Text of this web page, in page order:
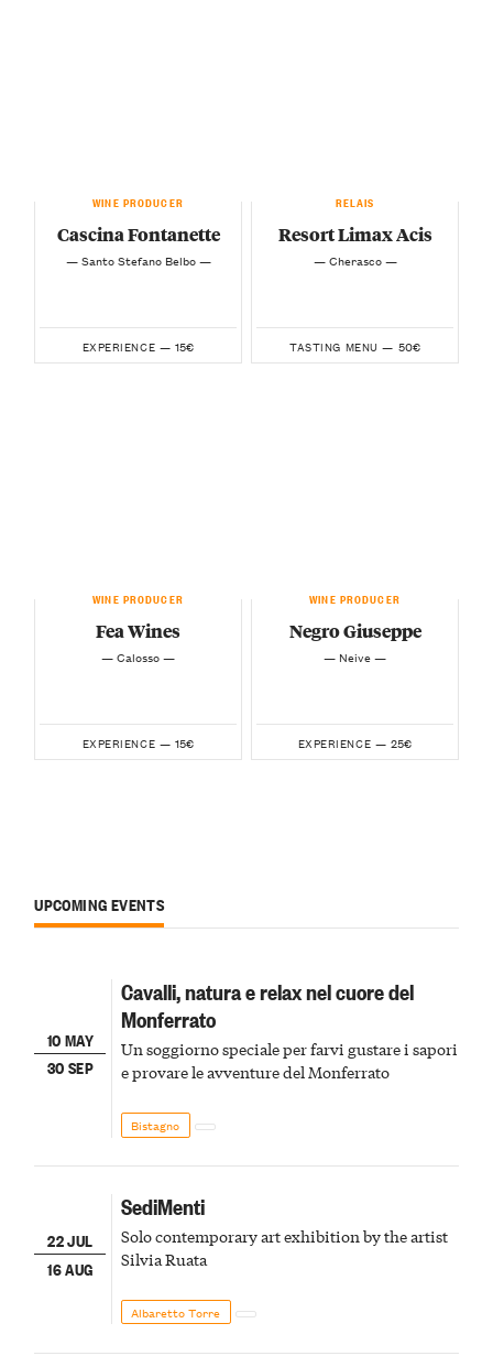
WINE PRODUCER
Cascina Fontanette
— Santo Stefano Belbo —
EXPERIENCE — 15€
RELAIS
Resort Limax Acis
— Cherasco —
TASTING MENU — 50€
WINE PRODUCER
Fea Wines
— Calosso —
EXPERIENCE — 15€
WINE PRODUCER
Negro Giuseppe
— Neive —
EXPERIENCE — 25€
UPCOMING EVENTS
10 MAY
30 SEP
Cavalli, natura e relax nel cuore del
Monferrato
Un soggiorno speciale per farvi gustare i sapori
e provare le avventure del Monferrato
Bistagno
22 JUL
16 AUG
SediMenti
Solo contemporary art exhibition by the artist
Silvia Ruata
Albaretto Torre